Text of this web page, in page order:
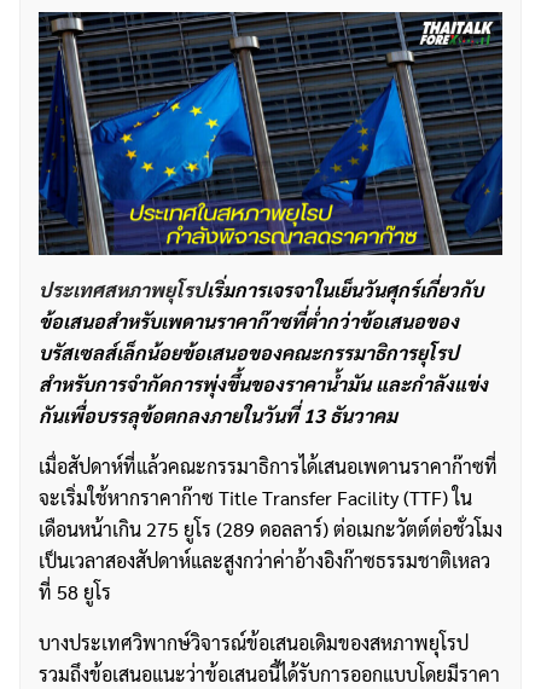
ประเทศสหภาพยุโรปเริ่มการเจรจาในเย็นวันศุกร์เกี่ยวกับ
ข้อเสนอสำหรับเพดานราคาก๊าซที่ต่ำกว่าข้อเสนอของ
บรัสเซลส์เล็กน้อยข้อเสนอของคณะกรรมาธิการยุโรป
สำหรับการจำกัดการพุ่งขึ้นของราคาน้ำมัน และกำลังแข่ง
กันเพื่อบรรลุข้อตกลงภายในวันที่ 13 ธันวาคม
เมื่อสัปดาห์ที่แล้วคณะกรรมาธิการได้เสนอเพดานราคาก๊าซที่
จะเริ่มใช้หากราคาก๊าซ Title Transfer Facility (TTF) ใน
เดือนหน้าเกิน 275 ยูโร (289 ดอลลาร์) ต่อเมกะวัตต์ต่อชั่วโมง
เป็นเวลาสองสัปดาห์และสูงกว่าค่าอ้างอิงก๊าซธรรมชาติเหลว
ที่ 58 ยูโร
บางประเทศวิพากษ์วิจารณ์ข้อเสนอเดิมของสหภาพยุโรป
รวมถึงข้อเสนอแนะว่าข้อเสนอนี้ได้รับการออกแบบโดยมีราคา